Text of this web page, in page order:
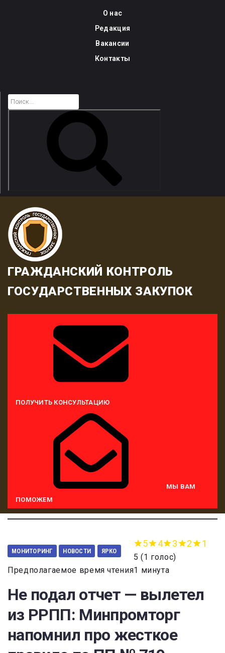
О нас
Редакция
Вакансии
Контакты
ГРАЖДАНСКИЙ КОНТРОЛЬ
ГОСУДАРСТВЕННЫХ ЗАКУПОК
ПОЛУЧИТЬ КОНСУЛЬТАЦИЮ
МЫ ВАМ
ПОМОЖЕМ
МОНИТОРИНГ НОВОСТИ ЯРКО
5 4 3 2 1
5 (1 голос)
Предполагаемое время чтения1 минута
Не подал отчет — вылетел
из РРПП: Минпромторг
напомнил про жесткое